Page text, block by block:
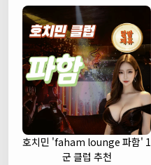
호치민 'faham lounge 파함' 1
군 클럽 추천